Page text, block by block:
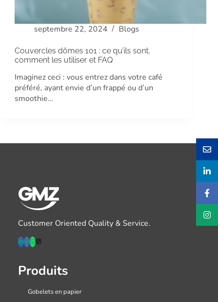
septembre 22, 2024 Blogs
Couvercles dômes 101 : ce qu’ils sont,
comment les utiliser et FAQ
Imaginez ceci : vous entrez dans votre café
préféré, ayant envie d’un frappé ou d’un
smoothie…
Customer Oriented Quality & Service.
Produits
Gobelets en papier